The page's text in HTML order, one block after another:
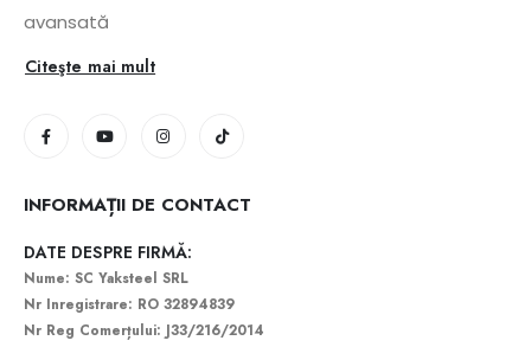
avansată
Citeşte mai mult
INFORMAȚII DE CONTACT
DATE DESPRE FIRMĂ:
Nume: SC Yaksteel SRL
Nr Inregistrare: RO 32894839
Nr Reg Comerțului: J33/216/2014